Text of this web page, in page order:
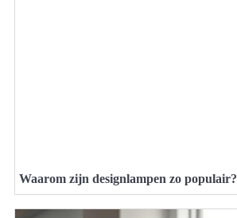
Waarom zijn designlampen zo populair?